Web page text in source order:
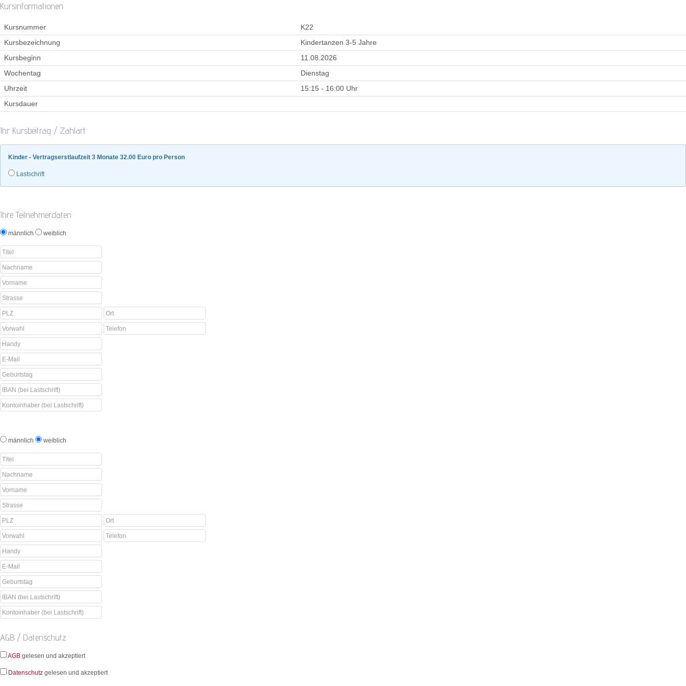
Kursinformationen
Kursnummer
K22
Kursbezeichnung
Kindertanzen 3-5 Jahre
Kursbeginn
11.08.2026
Wochentag
Dienstag
Uhrzeit
15:15 - 16:00 Uhr
Kursdauer
Ihr Kursbeitrag / Zahlart
Kinder - Vertragserstlaufzeit 3 Monate 32.00 Euro pro Person
Lastschrift
Ihre Teilnehmerdaten
männlich weiblich
männlich weiblich
AGB / Datenschutz
AGB gelesen und akzeptiert
Datenschutz gelesen und akzeptiert